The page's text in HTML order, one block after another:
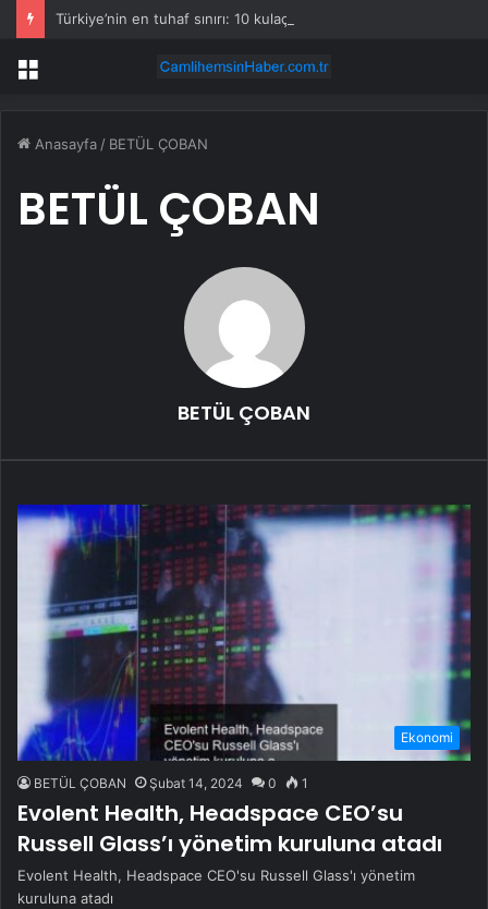
Menü
Anasayfa / BETÜL ÇOBAN
BETÜL ÇOBAN
BETÜL ÇOBAN
Ekonomi
BETÜL ÇOBAN Şubat 14, 2024 0 1
Evolent Health, Headspace CEO’su
Russell Glass’ı yönetim kuruluna atadı
Evolent Health, Headspace CEO'su Russell Glass'ı yönetim
kuruluna atadı